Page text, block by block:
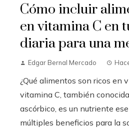
Cómo incluir
en vitamina C en
diaria para una
Edgar Bernal Mercado
¿Qué alimentos son ricos en
vitamina C, también
ascórbico, es un nutriente
múltiples beneficios para la